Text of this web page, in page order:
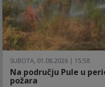
SUBOTA, 01.08.2026 | 15:58
Na području Pule u
požara